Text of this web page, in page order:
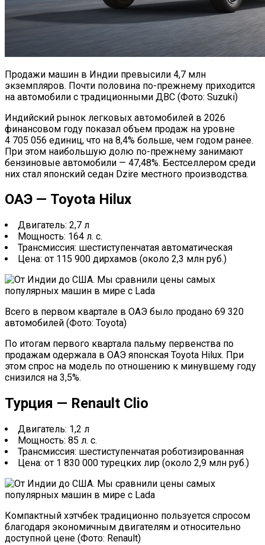
Продажи машин в Индии превысили 4,7 млн
экземпляров. Почти половина по-прежнему приходится
на автомобили с традиционными ДВС (Фото: Suzuki)
Индийский рынок легковых автомобилей в 2026
финансовом году показал объем продаж на уровне
4 705 056 единиц, что на 8,4% больше, чем годом ранее.
При этом наибольшую долю по-прежнему занимают
бензиновые автомобили — 47,48%. Бестселлером среди
них стал японский седан Dzire местного производства.
ОАЭ — Toyota Hilux
Двигатель: 2,7 л
Мощность: 164 л. с.
Трансмиссия: шестиступенчатая автоматическая
Цена: от 115 900 дирхамов (около 2,3 млн руб.)
Всего в первом квартале в ОАЭ было продано 69 320
автомобилей (Фото: Toyota)
По итогам первого квартала пальму первенства по
продажам одержала в ОАЭ японская Toyota Hilux. При
этом спрос на модель по отношению к минувшему году
снизился на 3,5%.
Турция — Renault Clio
Двигатель: 1,2 л
Мощность: 85 л. с.
Трансмиссия: шестиступенчатая роботизированная
Цена: от 1 830 000 турецких лир (около 2,9 млн руб.)
Компактный хэтчбек традиционно пользуется спросом
благодаря экономичным двигателям и относительно
доступной цене (Фото: Renault)